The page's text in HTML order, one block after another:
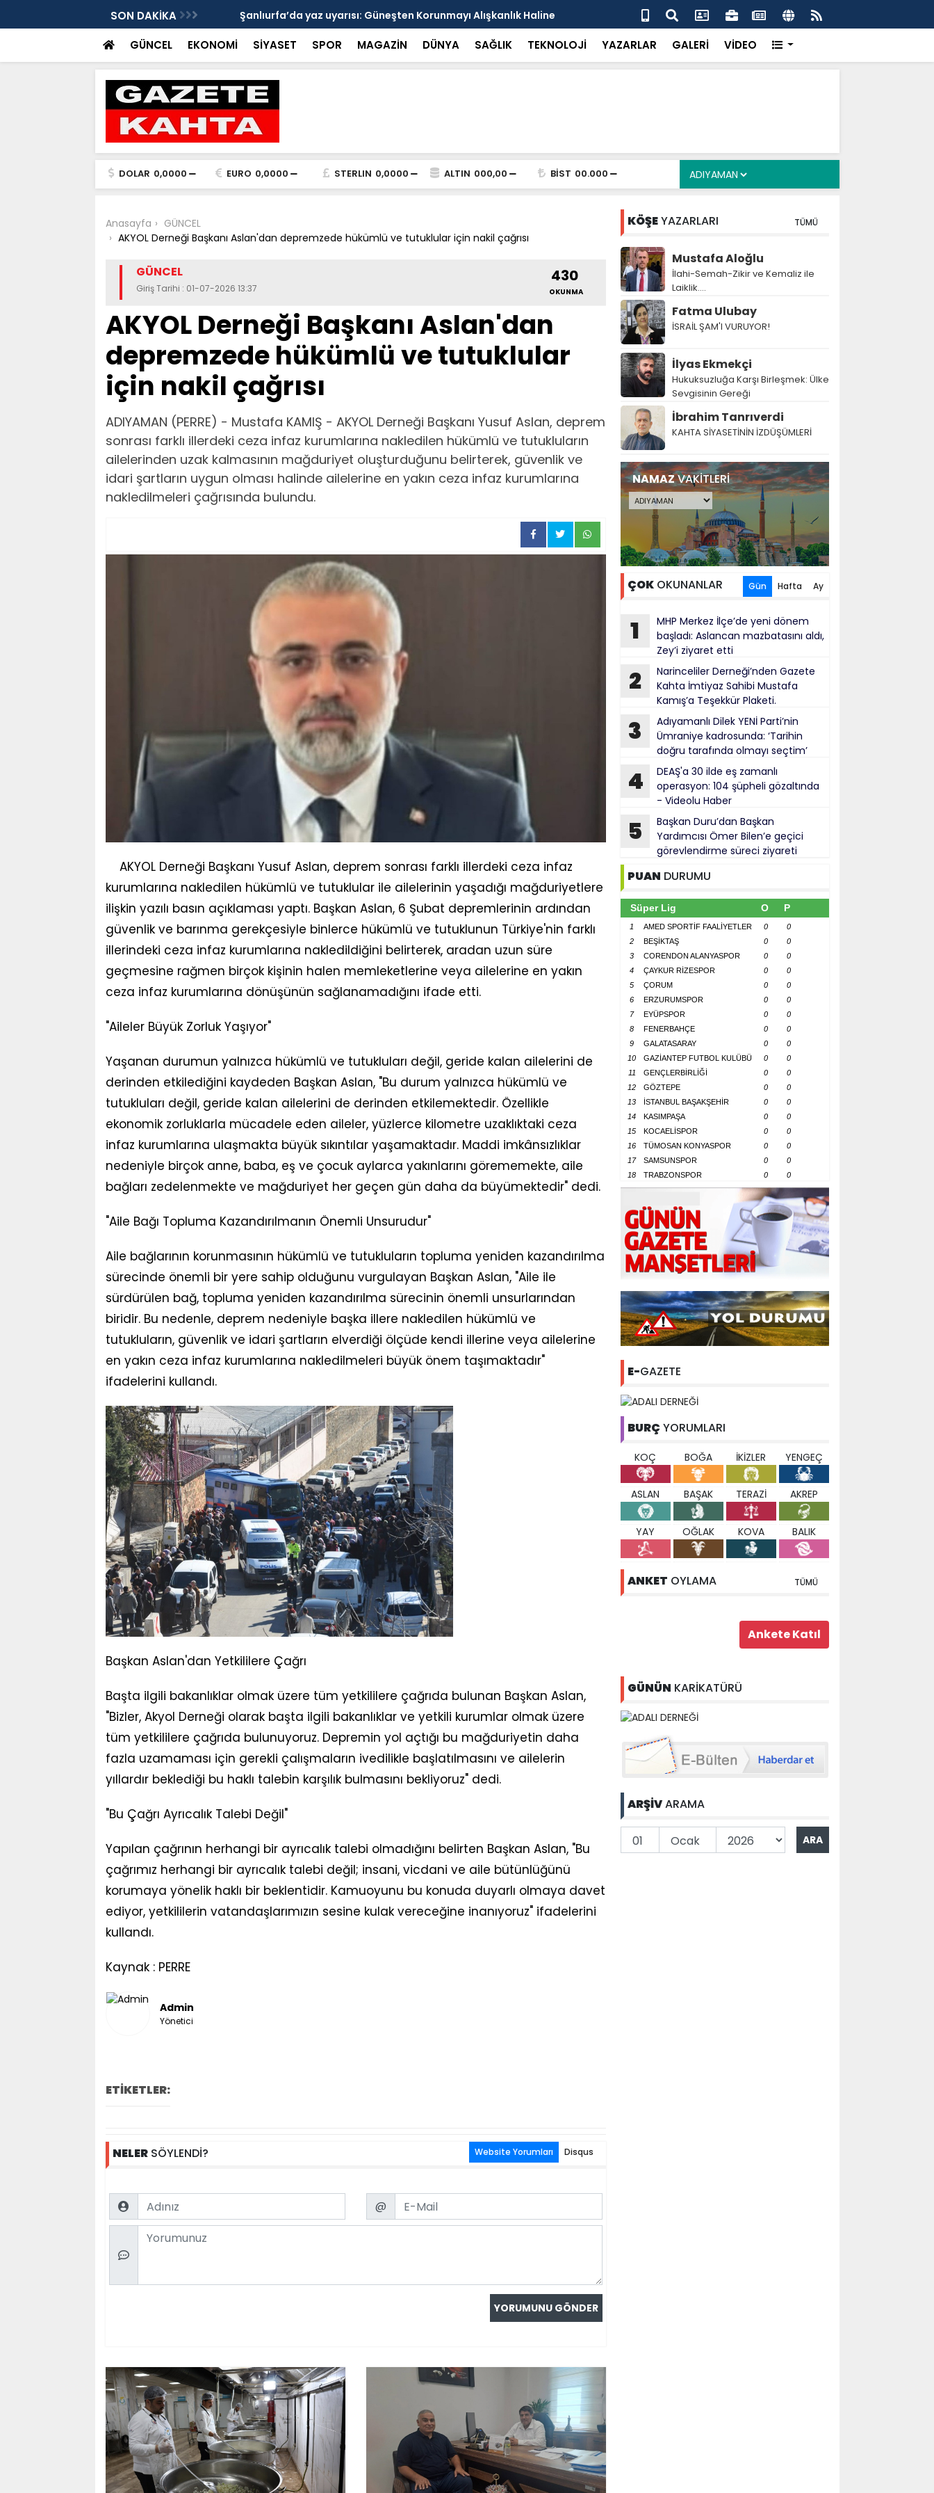
SON DAKİKA
Kahta İmtiyaz Sahibi Mustafa
Şanlıurfa’da yaz uyarısı: Güneşten Korunmayı Alışkanlık Haline
Getirin
Haliliye’de her gün 4 bin 898 vatandaşa sıcak yemek
GÜNCEL EKONOMİ SİYASET SPOR MAGAZİN DÜNYA SAĞLIK TEKNOLOJİ YAZARLAR GALERİ VİDEO
DOLAR 0,0000 EURO 0,0000 STERLIN 0,0000 ALTIN 000,00 BİST 00.000
Anasayfa
GÜNCEL
AKYOL Derneği Başkanı Aslan'dan depremzede hükümlü ve tutuklular için nakil çağrısı
GÜNCEL
Giriş Tarihi : 01-07-2026 13:37
430
OKUNMA
AKYOL Derneği Başkanı Aslan'dan
depremzede hükümlü ve tutuklular
için nakil çağrısı
ADIYAMAN (PERRE) - Mustafa KAMIŞ - AKYOL Derneği Başkanı Yusuf Aslan, deprem
sonrası farklı illerdeki ceza infaz kurumlarına nakledilen hükümlü ve tutukluların
ailelerinden uzak kalmasının mağduriyet oluşturduğunu belirterek, güvenlik ve
idari şartların uygun olması halinde ailelerine en yakın ceza infaz kurumlarına
nakledilmeleri çağrısında bulundu.
AKYOL Derneği Başkanı Yusuf Aslan, deprem sonrası farklı illerdeki ceza infaz
kurumlarına nakledilen hükümlü ve tutuklular ile ailelerinin yaşadığı mağduriyetlere
ilişkin yazılı basın açıklaması yaptı. Başkan Aslan, 6 Şubat depremlerinin ardından
güvenlik ve barınma gerekçesiyle binlerce hükümlü ve tutuklunun Türkiye'nin farklı
illerindeki ceza infaz kurumlarına nakledildiğini belirterek, aradan uzun süre
geçmesine rağmen birçok kişinin halen memleketlerine veya ailelerine en yakın
ceza infaz kurumlarına dönüşünün sağlanamadığını ifade etti.
"Aileler Büyük Zorluk Yaşıyor"
Yaşanan durumun yalnızca hükümlü ve tutukluları değil, geride kalan ailelerini de
derinden etkilediğini kaydeden Başkan Aslan, "Bu durum yalnızca hükümlü ve
tutukluları değil, geride kalan ailelerini de derinden etkilemektedir. Özellikle
ekonomik zorluklarla mücadele eden aileler, yüzlerce kilometre uzaklıktaki ceza
infaz kurumlarına ulaşmakta büyük sıkıntılar yaşamaktadır. Maddi imkânsızlıklar
nedeniyle birçok anne, baba, eş ve çocuk aylarca yakınlarını görememekte, aile
bağları zedelenmekte ve mağduriyet her geçen gün daha da büyümektedir" dedi.
"Aile Bağı Topluma Kazandırılmanın Önemli Unsurudur"
Aile bağlarının korunmasının hükümlü ve tutukluların topluma yeniden kazandırılma
sürecinde önemli bir yere sahip olduğunu vurgulayan Başkan Aslan, "Aile ile
sürdürülen bağ, topluma yeniden kazandırılma sürecinin önemli unsurlarından
biridir. Bu nedenle, deprem nedeniyle başka illere nakledilen hükümlü ve
tutukluların, güvenlik ve idari şartların elverdiği ölçüde kendi illerine veya ailelerine
en yakın ceza infaz kurumlarına nakledilmeleri büyük önem taşımaktadır"
ifadelerini kullandı.
Başkan Aslan'dan Yetkililere Çağrı
Başta ilgili bakanlıklar olmak üzere tüm yetkililere çağrıda bulunan Başkan Aslan,
"Bizler, Akyol Derneği olarak başta ilgili bakanlıklar ve yetkili kurumlar olmak üzere
tüm yetkililere çağrıda bulunuyoruz. Depremin yol açtığı bu mağduriyetin daha
fazla uzamaması için gerekli çalışmaların ivedilikle başlatılmasını ve ailelerin
yıllardır beklediği bu haklı talebin karşılık bulmasını bekliyoruz" dedi.
"Bu Çağrı Ayrıcalık Talebi Değil"
Yapılan çağrının herhangi bir ayrıcalık talebi olmadığını belirten Başkan Aslan, "Bu
çağrımız herhangi bir ayrıcalık talebi değil; insani, vicdani ve aile bütünlüğünü
korumaya yönelik haklı bir beklentidir. Kamuoyunu bu konuda duyarlı olmaya davet
ediyor, yetkililerin vatandaşlarımızın sesine kulak vereceğine inanıyoruz" ifadelerini
kullandı.
Kaynak : PERRE
Admin
Yönetici
ETİKETLER:
NELERSÖYLENDİ? Website Yorumları Disqus
Name Email
@
Comment
KÖŞEYAZARLARI TÜMÜ
Mustafa Aloğlu
İlahi-Semah-Zikir ve Kemaliz ile
Laiklik….
Fatma Ulubay
İSRAİL ŞAM'I VURUYOR!
İlyas Ekmekçi
Hukuksuzluğa Karşı Birleşmek: Ülke
Sevgisinin Gereği
İbrahim Tanrıverdi
KAHTA SİYASETİNİN İZDÜŞÜMLERİ
NAMAZVAKİTLERİ
ÇOKOKUNANLAR Gün Hafta Ay
1
MHP Merkez İlçe’de yeni dönem
başladı: Aslancan mazbatasını aldı,
Zey’i ziyaret etti
2
Narinceliler Derneği’nden Gazete
Kahta İmtiyaz Sahibi Mustafa
Kamış’a Teşekkür Plaketi.
3
Adıyamanlı Dilek YENİ Parti’nin
Ümraniye kadrosunda: ‘Tarihin
doğru tarafında olmayı seçtim’
4
DEAŞ'a 30 ilde eş zamanlı
operasyon: 104 şüpheli gözaltında
- Videolu Haber
5
Başkan Duru’dan Başkan
Yardımcısı Ömer Bilen’e geçici
görevlendirme süreci ziyareti
PUAN DURUMU
Süper Lig O P
1 AMED SPORTİF FAALİYETLER 0
0
2
BEŞİKTAŞ 0
0
3
CORENDON ALANYASPOR 0
0
4
ÇAYKUR RİZESPOR 0
0
5
ÇORUM 0
0
6
ERZURUMSPOR 0
0
7
EYÜPSPOR 0
0
8
FENERBAHÇE 0
0
9
GALATASARAY 0
0
10
GAZİANTEP FUTBOL KULÜBÜ 0
0
11
GENÇLERBİRLİĞİ 0
0
12
GÖZTEPE 0
0
13
İSTANBUL BAŞAKŞEHİR 0
0
14
KASIMPAŞA 0
0
15
KOCAELİSPOR 0
0
16
TÜMOSAN KONYASPOR 0
0
17
SAMSUNSPOR 0
0
18
TRABZONSPOR 0 0
E-GAZETE
BURÇ YORUMLARI
KOÇ BOĞA İKİZLER YENGEÇ
ASLAN BAŞAK TERAZİ AKREP
YAY OĞLAK KOVA BALIK
ANKET OYLAMA TÜMÜ
GÜNÜN KARİKATÜRÜ
ARŞİVARAMA